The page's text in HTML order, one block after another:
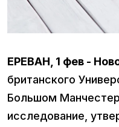
ЕРЕВАН, 1 фев -
британского
Большом
исследование,